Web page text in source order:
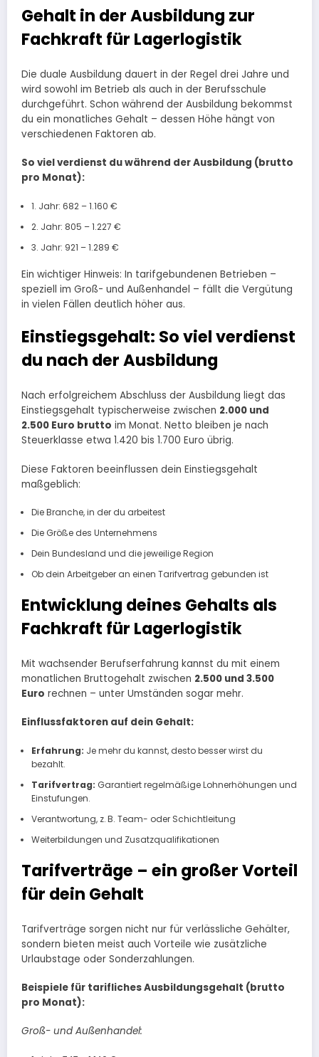
Gehalt in der Ausbildung zur
Fachkraft für Lagerlogistik
Die duale Ausbildung dauert in der Regel drei Jahre und
wird sowohl im Betrieb als auch in der Berufsschule
durchgeführt. Schon während der Ausbildung bekommst
du ein monatliches Gehalt – dessen Höhe hängt von
verschiedenen Faktoren ab.
So viel verdienst du während der Ausbildung (brutto
pro Monat):
1. Jahr: 682 – 1.160 €
2. Jahr: 805 – 1.227 €
3. Jahr: 921 – 1.289 €
Ein wichtiger Hinweis: In tarifgebundenen Betrieben –
speziell im Groß- und Außenhandel – fällt die Vergütung
in vielen Fällen deutlich höher aus.
Einstiegsgehalt: So viel verdienst
du nach der Ausbildung
Nach erfolgreichem Abschluss der Ausbildung liegt das
Einstiegsgehalt typischerweise zwischen 2.000 und
2.500 Euro brutto im Monat. Netto bleiben je nach
Steuerklasse etwa 1.420 bis 1.700 Euro übrig.
Diese Faktoren beeinflussen dein Einstiegsgehalt
maßgeblich:
Die Branche, in der du arbeitest
Die Größe des Unternehmens
Dein Bundesland und die jeweilige Region
Ob dein Arbeitgeber an einen Tarifvertrag gebunden ist
Entwicklung deines Gehalts als
Fachkraft für Lagerlogistik
Mit wachsender Berufserfahrung kannst du mit einem
monatlichen Bruttogehalt zwischen 2.500 und 3.500
Euro rechnen – unter Umständen sogar mehr.
Einflussfaktoren auf dein Gehalt:
Erfahrung: Je mehr du kannst, desto besser wirst du
bezahlt.
Tarifvertrag: Garantiert regelmäßige Lohnerhöhungen und
Einstufungen.
Verantwortung, z. B. Team- oder Schichtleitung
Weiterbildungen und Zusatzqualifikationen
Tarifverträge – ein großer Vorteil
für dein Gehalt
Tarifverträge sorgen nicht nur für verlässliche Gehälter,
sondern bieten meist auch Vorteile wie zusätzliche
Urlaubstage oder Sonderzahlungen.
Beispiele für tarifliches Ausbildungsgehalt (brutto
pro Monat):
Groß- und Außenhandel: